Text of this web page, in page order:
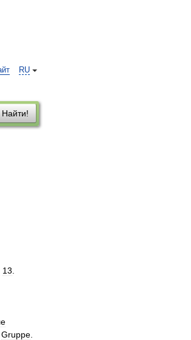
RU
Найти!
13
Gruppe